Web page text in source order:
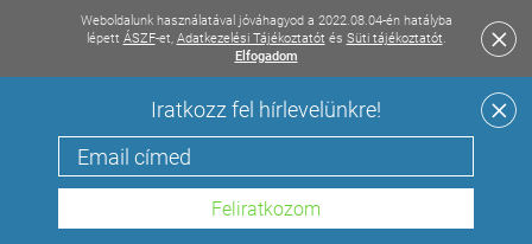
Weboldalunk használatával jóváhagyod a 2022.08.04-én hatályba
lépett ÁSZF-et, Adatkezelési Tájékoztatót és Süti tájékoztatót.
Elfogadom
Iratkozz fel hírlevelünkre!